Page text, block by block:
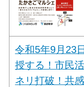
令和5年9月23
授する！市民
ネリ打破！共